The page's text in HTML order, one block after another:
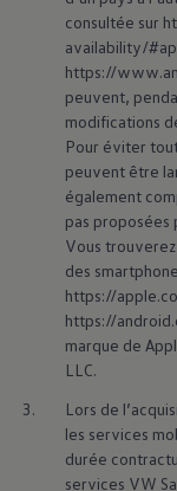
consultée sur
availability/
https://
peuvent,
modifications
Pour éviter
peuvent être
également
pas proposées
Vous
des
https://
https://
marque de
LLC.
3.
Lors de
les services
durée
services VW